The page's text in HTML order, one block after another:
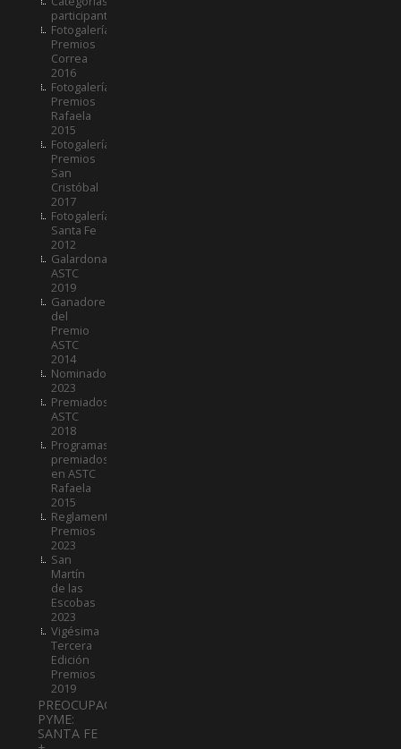
participantes
Fotogalería
Premios
Correa
2016
Fotogalería
Premios
Rafaela
2015
Fotogalería
Premios
San
Cristóbal
2017
Fotogalería
Santa Fe
2012
Galardonados
ASTC
2019
Ganadores
del
Premio
ASTC
2014
Nominados
2023
Premiados
ASTC
2018
Programas
premiados
en ASTC
Rafaela
2015
Reglamento
Premios
2023
San
Martín
de las
Escobas
2023
Vigésima
Tercera
Edición
Premios
2019
PREOCUPACIÓN
PYME:
SANTA FE